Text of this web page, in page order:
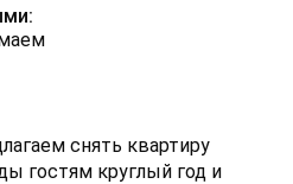
снять квартиру
гостям круглый год и